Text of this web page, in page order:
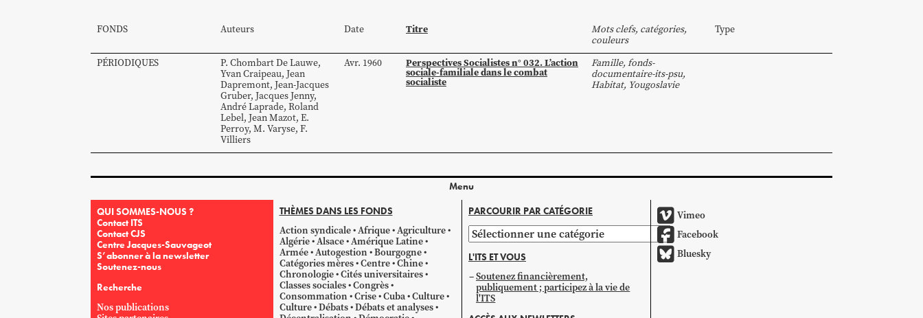
FONDS Auteurs Date Titre
Mots clefs, catégories,
couleurs
Type
PÉRIODIQUES P. Chombart De Lauwe,
YvanCraipeau, Jean
Dapremont, Jean-Jacques
Gruber, JacquesJenny,
AndréLaprade, Roland
Lebel, JeanMazot, E.
Perroy, M. Varyse, F.
Villiers
Avr. 1960 Perspectives Socialistes n° 032. L’action
sociale-familiale dans le combat
socialiste
Famille, fonds-
documentaire-its-psu,
Habitat, Yougoslavie
Menu
QUI SOMMES-NOUS ?
Contact ITS
Contact CJS
Centre Jacques-Sauvageot
S’abonner à la newsletter
Soutenez-nous
Recherche
Nos publications
THÈMES DANS LES FONDS
Action syndicale Afrique Agriculture
Algérie Alsace Amérique Latine
Armée Autogestion Bourgogne
Catégories mères Centre Chine
Chronologie Cités universitaires
Classes sociales Congrès
Consommation Crise Cuba Culture
Culture Débats Débats et analyses
PARCOURIR PAR CATÉGORIE
Parcourir
par
catégorie
L'ITS ET VOUS
Soutenez financièrement,
publiquement ; participez à la vie de
l'ITS
Vimeo
Facebook
Bluesky